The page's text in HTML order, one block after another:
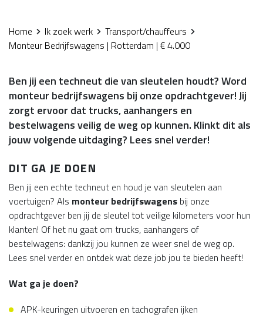
Home Ik zoek werk
Transport/chauffeurs
Monteur Bedrijfswagens | Rotterdam | € 4.000
Ben jij een techneut die van sleutelen houdt? Word
monteur bedrijfswagens bij onze opdrachtgever! Jij
zorgt ervoor dat trucks, aanhangers en
bestelwagens veilig de weg op kunnen. Klinkt dit als
jouw volgende uitdaging? Lees snel verder!
DIT GA JE DOEN
Ben jij een echte techneut en houd je van sleutelen aan
voertuigen? Als monteur bedrijfswagens bij onze
opdrachtgever ben jij de sleutel tot veilige kilometers voor hun
klanten! Of het nu gaat om trucks, aanhangers of
bestelwagens: dankzij jou kunnen ze weer snel de weg op.
Lees snel verder en ontdek wat deze job jou te bieden heeft!
Wat ga je doen?
APK-keuringen uitvoeren en tachografen ijken